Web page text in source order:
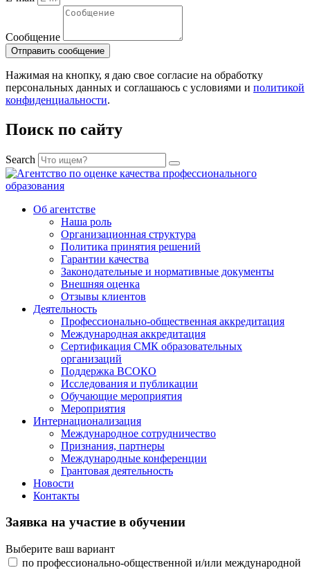
Сообщение
Отправить сообщение
Нажимая на кнопку, я даю свое согласие на обработку
персональных данных и соглашаюсь с условиями и политикой
конфиденциальности.
Поиск по сайту
Search
Об агентстве
Наша роль
Организационная структура
Политика принятия решений
Гарантии качества
Законодательные и нормативные документы
Внешняя оценка
Отзывы клиентов
Деятельность
Профессионально-общественная аккредитация
Международная аккредитация
Сертификация СМК образовательных
организаций
Поддержка ВСОКО
Исследования и публикации
Обучающие мероприятия
Мероприятия
Интернационализация
Международное сотрудничество
Признания, партнеры
Международные конференции
Грантовая деятельность
Новости
Контакты
Заявка на участие в обучении
Выберите ваш вариант
по профессионально-общественной и/или международной